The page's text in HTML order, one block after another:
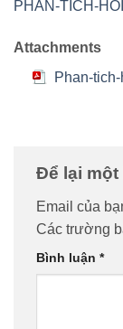
PHAN-TICH-
Attachments
Phan-
Để lại một
Email của
Các trường
Bình luận *